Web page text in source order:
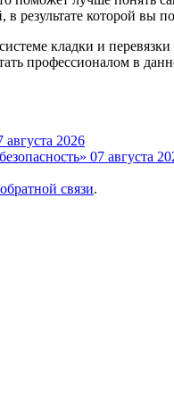
в результате которой
кладки и
профессионалом в
августа 2026
07 августа
связи.